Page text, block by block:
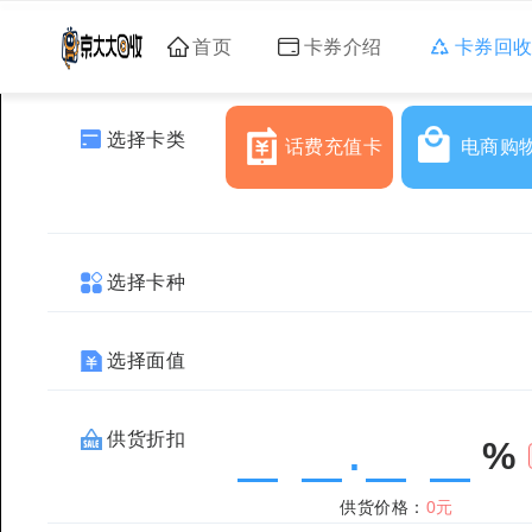
首页 卡券介绍 卡券回收
选择卡类 话费充值卡 电商购
选择卡种
选择面值
供货折扣 . %
供货价格： 0元